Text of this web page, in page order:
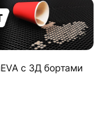
с 3Д бортами